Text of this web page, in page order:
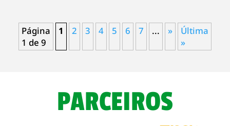
Página
1 de 9
1 2 3 4 5 6 7 ... »
Última
»
PARCEIROS